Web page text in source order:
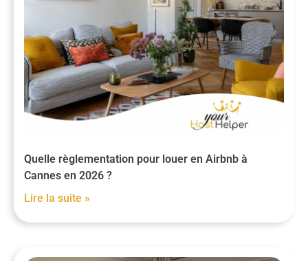
Quelle règlementation pour louer en Airbnb à
Cannes en 2026 ?
Lire la suite »